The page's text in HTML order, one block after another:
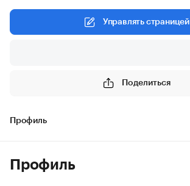
Управлять страницей
Поделиться
Профиль
Профиль